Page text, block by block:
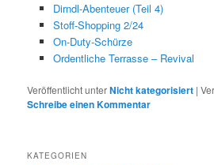
Dirndl-Abenteuer (Teil 4)
Stoff-Shopping 2/24
On-Duty-Schürze
Ordentliche Terrasse – Revival
Veröffentlicht unterNicht kategorisiert |
Schreibe einen Kommentar
KATEGORIEN